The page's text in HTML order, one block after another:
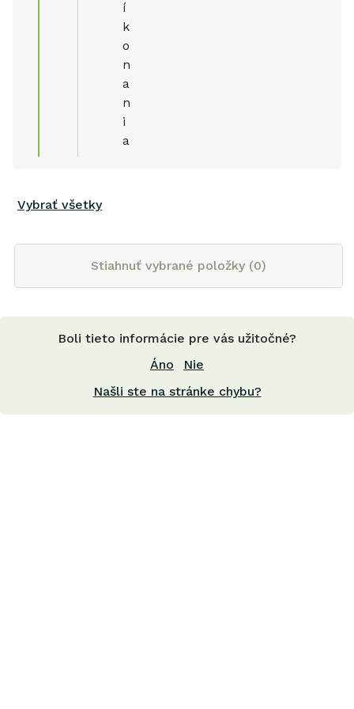
í
k
o
n
a
n
i
a
Vybrať všetky
Stiahnuť vybrané položky (0)
Boli tieto informácie pre vás užitočné?
Áno
Nie
Našli ste na stránke chybu?